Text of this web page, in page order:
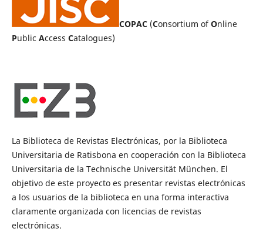
COPAC(Consortium ofOnline
Public Access Catalogues)
La Biblioteca de Revistas Electrónicas, por la Biblioteca
Universitaria de Ratisbona en cooperación con la Biblioteca
Universitaria de la Technische Universität München. El
objetivo de este proyecto es presentar revistas electrónicas
a los usuarios de la biblioteca en una forma interactiva
claramente organizada con licencias de revistas
electrónicas.